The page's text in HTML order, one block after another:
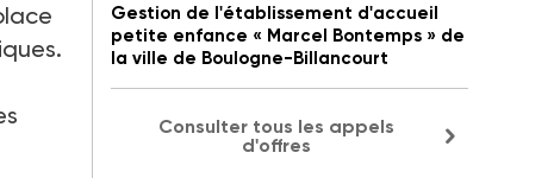
Gestion de l'établissement d'accueil
petite enfance « Marcel Bontemps » de
la ville de Boulogne-Billancourt
Consulter tous les appels
d'offres